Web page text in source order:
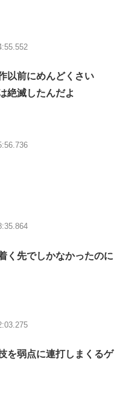
以前にめんどくさい
絶滅したんだよ
く先でしかなかったのに
を弱点に連打しまくるゲ